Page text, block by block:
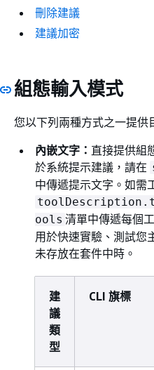
刪除建議
建議加密
組態輸入模式
您以下列兩種方式之一提供
內嵌文字： 直接提供組
於系統提示建議，請在
中傳遞提示文字。如需
ools 清單中傳遞每個
用於快速實驗、測試您
未存放在套件中時。
建
議
類
型
CLI 旗標